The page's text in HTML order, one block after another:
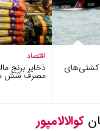
اقتصاد
ذخایر برنج
مصرف شش
کشتی‌های
کوالالامپور